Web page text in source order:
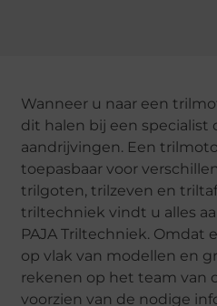
Wanneer u naar een
dit halen bij een specialist
aandrijvingen. Een
toepasbaar voor
trilgoten, trilzeven en
triltechniek vindt u alles
PAJA Triltechniek. Omdat
op vlak van modellen en
rekenen op het team van
voorzien van de nodige